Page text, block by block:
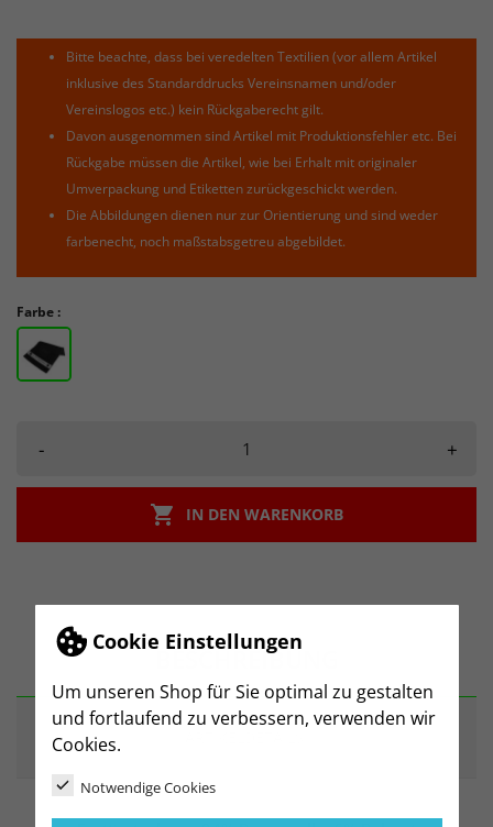
Cookie Einstellungen
Um unseren Shop für Sie optimal zu gestalten
und fortlaufend zu verbessern, verwenden wir
Cookies.
Notwendige Cookies
Bitte beachte, dass bei veredelten Textilien (vor allem Artikel
inklusive des Standarddrucks Vereinsnamen und/oder
Vereinslogos etc.) kein Rückgaberecht gilt.
Davon ausgenommen sind Artikel mit Produktionsfehler etc. Bei
Rückgabe müssen die Artikel, wie bei Erhalt mit originaler
Umverpackung und Etiketten zurückgeschickt werden.
Die Abbildungen dienen nur zur Orientierung und sind weder
farbenecht, noch maßstabsgetreu abgebildet.
Farbe :
- +
 IN DEN WARENKORB
BESCHREIBUNG